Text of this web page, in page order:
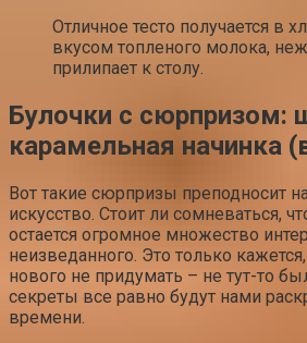
Отличное тесто получается в
вкусом топленого молока,
прилипает к столу.
Булочки с сюрпризом:
карамельная начинка
Вот такие сюрпризы преподносит
искусство. Стоит ли сомневаться,
остается огромное множество
неизведанного. Это только
нового не придумать – не тут-то
секреты все равно будут нами
времени.